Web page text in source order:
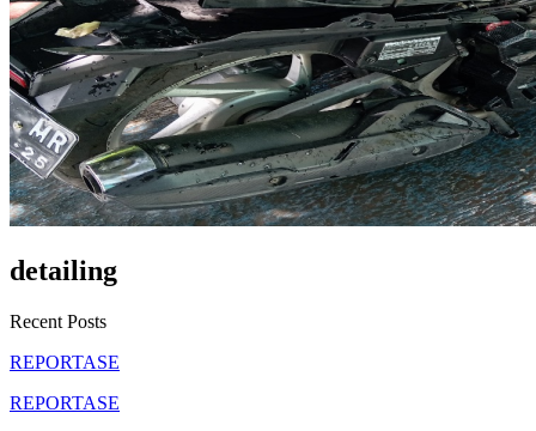
detailing
Recent Posts
REPORTASE
REPORTASE